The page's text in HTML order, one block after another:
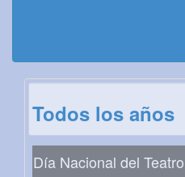
Todos los años
Día Nacional del Teatro